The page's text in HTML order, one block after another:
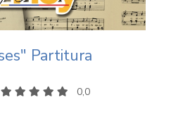
Partitura
0,0